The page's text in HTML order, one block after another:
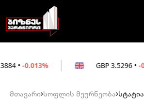
3.5296 -0.054%
მთავარი სოფლის მეურნეობა სტატია